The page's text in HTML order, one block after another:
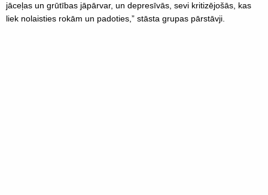
jāceļas un grūtības jāpārvar, un depresīvās, sevi kritizējošās, kas
liek nolaisties rokām un padoties,” stāsta grupas pārstāvji.